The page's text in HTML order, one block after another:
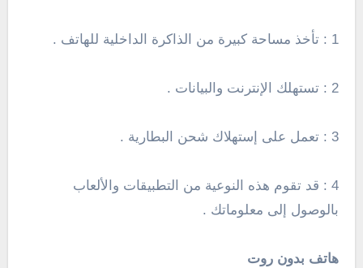
1 : تأخذ مساحة كبيرة من الذاكرة الداخلية للهاتف .
2 : تستهلك الإنترنت والبيانات .
3 : تعمل على إستهلاك شحن البطارية .
4 : قد تقوم هذه النوعية من التطبيقات والألعاب
بالوصول إلى معلوماتك .
هاتف بدون روت